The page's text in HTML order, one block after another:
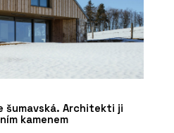
šumavská. Architekti ji
kamenem